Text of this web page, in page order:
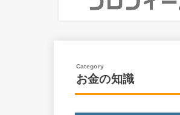
お金の知識